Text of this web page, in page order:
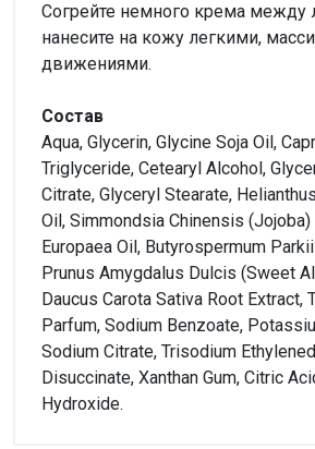
Согрейте немного крема между
нанесите на кожу легкими,
движениями.
Состав
Aqua, Glycerin, Glycine Soja Oil,
Triglyceride, Cetearyl Alcohol,
Citrate, Glyceryl Stearate,
Oil, Simmondsia Chinensis (Jojoba)
Europaea Oil, Butyrospermum
Prunus Amygdalus Dulcis (Sweet
Daucus Carota Sativa Root Extract,
Parfum, Sodium Benzoate,
Sodium Citrate, Trisodium
Disuccinate, Xanthan Gum, Citric
Hydroxide.